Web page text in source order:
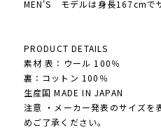
MEN'S モデルは身長167cmで
PRODUCT DETAILS
素材 表：ウール 100％
裏：コットン 100％
生産国 MADE IN JAPAN
注意 ・メーカー発表のサイズを
めご了承ください。